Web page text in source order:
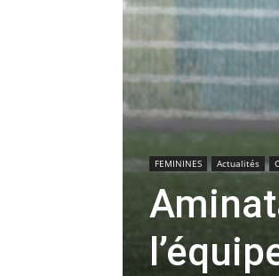
FEMININES Actualités